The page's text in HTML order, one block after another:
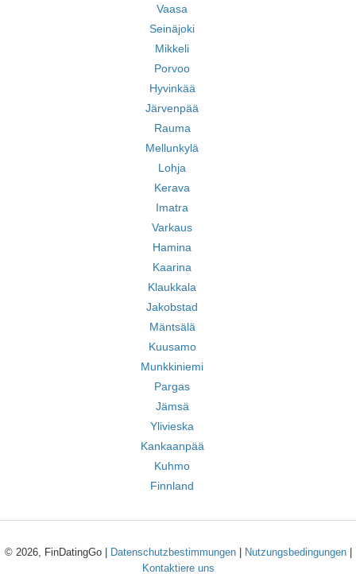
Vaasa
Seinäjoki
Mikkeli
Porvoo
Hyvinkää
Järvenpää
Rauma
Mellunkylä
Lohja
Kerava
Imatra
Varkaus
Hamina
Kaarina
Klaukkala
Jakobstad
Mäntsälä
Kuusamo
Munkkiniemi
Pargas
Jämsä
Ylivieska
Kankaanpää
Kuhmo
Finnland
© 2026, FinDatingGo | Datenschutzbestimmungen| Nutzungsbedingungen|
Kontaktiere uns